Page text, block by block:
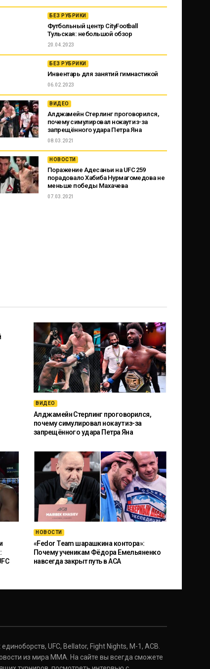
БЕЗ РУБРИКИ
Футбольный центр CityFootball
Тульская: небольшой обзор
20.04.2023
БЕЗ РУБРИКИ
Инвентарь для занятий гимнастикой
06.02.2023
ВИДЕО
Алджамейн Стерлинг проговорился,
почему симулировал нокаут из-за
запрещённого удара Петра Яна
08.03.2021
НОВОСТИ
Поражение Адесаньи на UFC 259
порадовало Хабиба Нурмагомедова не
меньше победы Махачева
07.03.2021
ВИДЕО
Алджамейн Стерлинг проговорился,
почему симулировал нокаут из-за
запрещённого удара Петра Яна
НОВОСТИ
«Fedor Team шарашкина контора»:
Почему ученикам Фёдора Емельяненко
навсегда закрыт путь в ACA
UFC, Bellator, Fight Nights, M-1, ACB.
из мира ММА. На сайте вы всегда сможете